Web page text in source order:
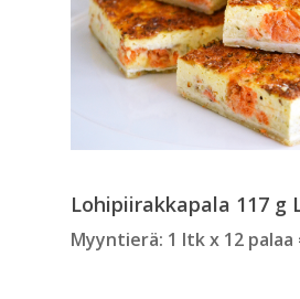
Lohipiirakkapala 117 g
Myyntierä: 1 ltk x 12 palaa